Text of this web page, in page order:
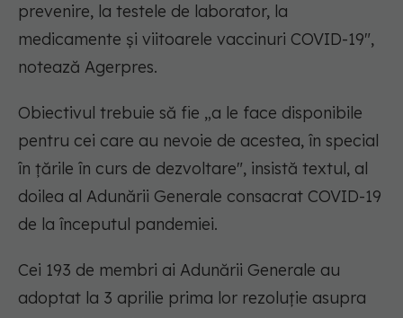
prevenire, la testele de laborator, la
medicamente și viitoarele vaccinuri COVID-19",
notează Agerpres.
Obiectivul trebuie să fie „a le face disponibile
pentru cei care au nevoie de acestea, în special
în țările în curs de dezvoltare", insistă textul, al
doilea al Adunării Generale consacrat COVID-19
de la începutul pandemiei.
Cei 193 de membri ai Adunării Generale au
adoptat la 3 aprilie prima lor rezoluție asupra